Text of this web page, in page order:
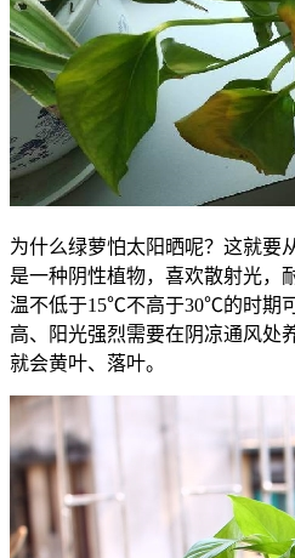
为什么绿萝怕太阳晒呢？这就要
是一种阴性植物，喜欢散射光，
温不低于15℃不高于30℃的时期
高、阳光强烈需要在阴凉通风处
就会黄叶、落叶。